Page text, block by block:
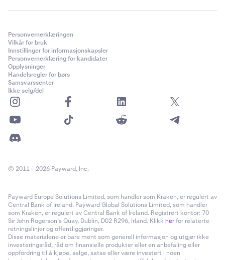
Personvernerklæringen
Vilkår for bruk
Innstillinger for informasjonskapsler
Personvernerklæring for kandidater
Opplysninger
Handelsregler for børs
Samsvarssenter
Ikke selg/del
© 2011 – 2026 Payward, Inc.
Payward Europe Solutions Limited, som handler som Kraken, er regulert av
Central Bank of Ireland. Payward Global Solutions Limited, som handler
som Kraken, er regulert av Central Bank of Ireland. Registrert kontor: 70
Sir John Rogerson’s Quay, Dublin, D02 R296, Irland. Klikk herfor relaterte
retningslinjer og offentliggjøringer.
Disse materialene er bare ment som generell informasjon og utgjør ikke
investeringsråd, råd om finansielle produkter eller en anbefaling eller
oppfordring til å kjøpe, selge, satse eller være investert i noen